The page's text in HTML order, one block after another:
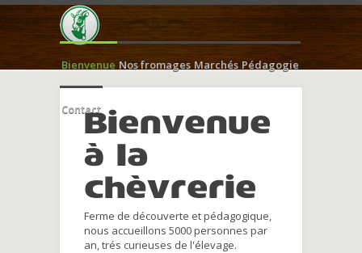
Bienvenue Nos fromages Marchés Pédagogie
ContactBienvenue
à la
chèvrerie
Ferme de découverte et pédagogique,
nous accueillons 5000 personnes par
an, trés curieuses de l'élevage.